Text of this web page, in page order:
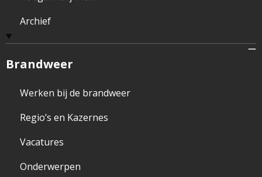
Archief
Brandweer
Werken bij de brandweer
Regio’s en Kazernes
Vacatures
Onderwerpen